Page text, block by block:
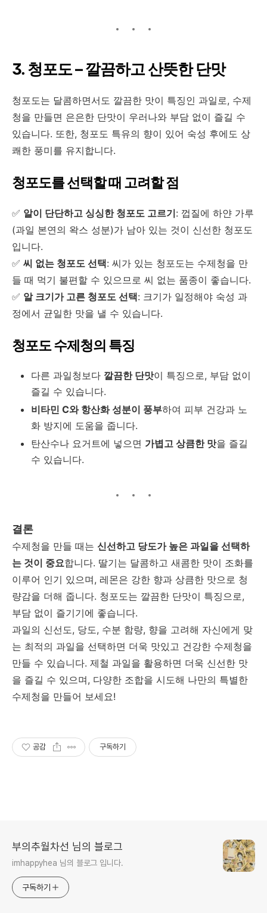
3. 청포도 – 깔끔하고 산뜻한 단맛
청포도는 달콤하면서도 깔끔한 맛이 특징인 과일로, 수제
청을 만들면 은은한 단맛이 우러나와 부담 없이 즐길 수
있습니다. 또한, 청포도 특유의 향이 있어 숙성 후에도 상
쾌한 풍미를 유지합니다.
청포도를 선택할 때 고려할 점
✅ 알이 단단하고 싱싱한 청포도 고르기: 껍질에 하얀 가루
(과일 본연의 왁스 성분)가 남아 있는 것이 신선한 청포도
입니다.
✅ 씨 없는 청포도 선택: 씨가 있는 청포도는 수제청을 만
들 때 먹기 불편할 수 있으므로 씨 없는 품종이 좋습니다.
✅ 알 크기가 고른 청포도 선택: 크기가 일정해야 숙성 과
정에서 균일한 맛을 낼 수 있습니다.
청포도 수제청의 특징
다른 과일청보다 깔끔한 단맛이 특징으로, 부담 없이
즐길 수 있습니다.
비타민 C와 항산화 성분이 풍부하여 피부 건강과 노
화 방지에 도움을 줍니다.
탄산수나 요거트에 넣으면 가볍고 상큼한 맛을 즐길
수 있습니다.
결론
수제청을 만들 때는 신선하고 당도가 높은 과일을 선택하
는 것이 중요합니다. 딸기는 달콤하고 새콤한 맛이 조화를
이루어 인기 있으며, 레몬은 강한 향과 상큼한 맛으로 청
량감을 더해 줍니다. 청포도는 깔끔한 단맛이 특징으로,
부담 없이 즐기기에 좋습니다.
과일의 신선도, 당도, 수분 함량, 향을 고려해 자신에게 맞
는 최적의 과일을 선택하면 더욱 맛있고 건강한 수제청을
만들 수 있습니다. 제철 과일을 활용하면 더욱 신선한 맛
을 즐길 수 있으며, 다양한 조합을 시도해 나만의 특별한
수제청을 만들어 보세요!
공감 구독하기
부의추월차선 님의 블로그
imhappyhea 님의 블로그 입니다.
구독하기